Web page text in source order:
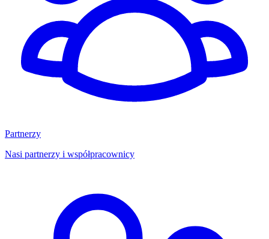
Partnerzy
Nasi partnerzy i współpracownicy